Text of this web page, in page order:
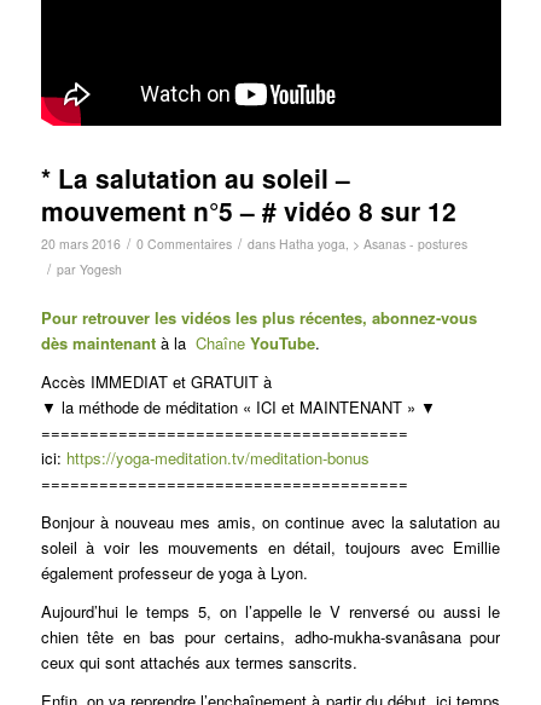
* La salutation au soleil –
mouvement n°5 – # vidéo 8 sur 12
20 mars 2016 / 0 Commentaires / dans Hatha yoga, > Asanas - postures
/ par Yogesh
Pour retrouver les vidéos les plus récentes, abonnez-vous
dès maintenantà la Chaîne YouTube.
Accès IMMEDIAT et GRATUIT à
▼ la méthode de méditation « ICI et MAINTENANT » ▼
======================================
ici: https://yoga-meditation.tv/meditation-bonus
======================================
Bonjour à nouveau mes amis, on continue avec la salutation au
soleil à voir les mouvements en détail, toujours avec Emillie
également professeur de yoga à Lyon.
Aujourd’hui le temps 5, on l’appelle le V renversé ou aussi le
chien tête en bas pour certains, adho-mukha-svanâsana pour
ceux qui sont attachés aux termes sanscrits.